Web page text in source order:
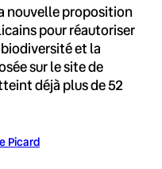
nouvelle proposition
pour réautoriser
et la
sur le site de
déjà plus de 52
Picard